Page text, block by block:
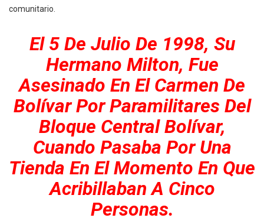
comunitario.
El 5 De Julio De 1998, Su
Hermano Milton, Fue
Asesinado En El Carmen De
Bolívar Por Paramilitares Del
Bloque Central Bolívar,
Cuando Pasaba Por Una
Tienda En El Momento En Que
Acribillaban A Cinco
Personas.